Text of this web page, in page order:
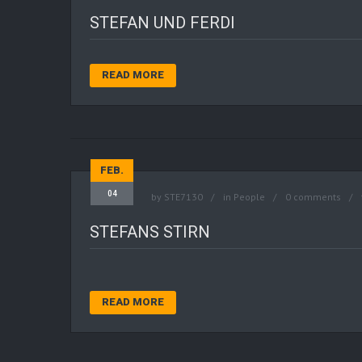
STEFAN UND FERDI
READ MORE
FEB.
04 by STE7130 in People 0 comments
STEFANS STIRN
READ MORE